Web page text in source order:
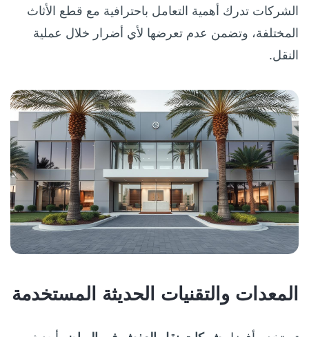
الشركات تدرك أهمية التعامل باحترافية مع قطع الأثاث
المختلفة، وتضمن عدم تعرضها لأي أضرار خلال عملية
النقل.
المعدات والتقنيات الحديثة المستخدمة